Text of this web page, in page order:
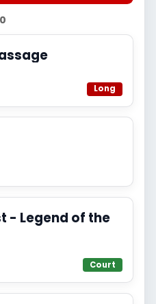
Long
- Legend of the
Court